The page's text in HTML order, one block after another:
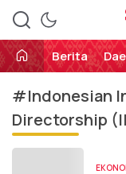
Berita
#Indonesian
Directorship